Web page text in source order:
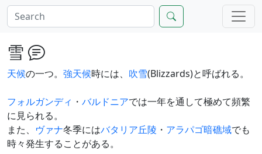
雪
天候の一つ。 強天候時には、 吹雪(Blizzards)と呼ばれる。
フォルガンディ ・ バルドニアでは一年を通して極めて頻繁
に見られる。
また、 ヴァナ冬季にはバタリア丘陵 ・ アラパゴ暗礁域でも
時々発生することがある。